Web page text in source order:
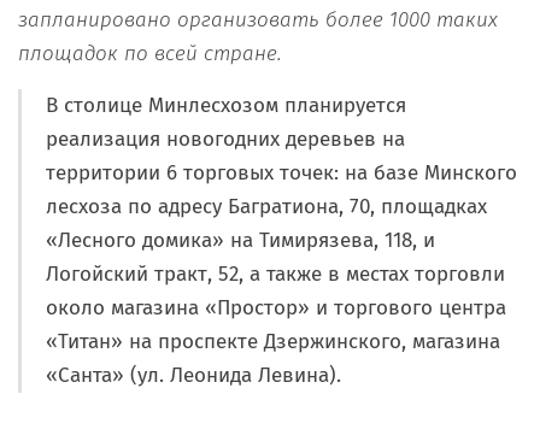
запланировано организовать более 1000 таких
площадок по всей стране.
В столице Минлесхозом планируется
реализация новогодних деревьев на
территории 6 торговых точек: на базе Минского
лесхоза по адресу Багратиона, 70, площадках
«Лесного домика» на Тимирязева, 118, и
Логойский тракт, 52, а также в местах торговли
около магазина «Простор» и торгового центра
«Титан» на проспекте Дзержинского, магазина
«Санта» (ул. Леонида Левина).